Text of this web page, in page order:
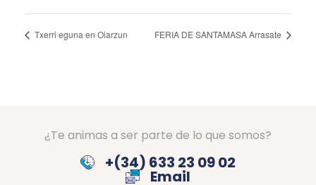
Txerri eguna en Oiarzun FERIA DE SANTAMASA Arrasate
¿Te animas a ser parte de lo que somos?
+(34) 633 23 09 02
Email